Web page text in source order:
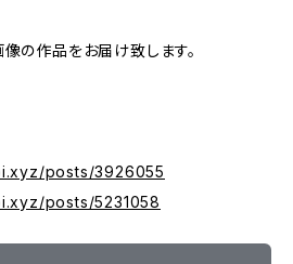
の作品をお届け致します。
posts/3926055
posts/5231058